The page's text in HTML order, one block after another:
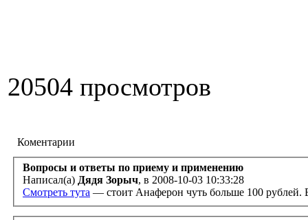
20504 просмотров
Коментарии
Вопросы и ответы по приему и применению
Написал(а) Дядя Зорыч, в 2008-10-03 10:33:28
Смотреть тута — стоит Анаферон чуть больше 100 рублей.